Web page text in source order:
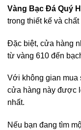
Vàng Bạc Đá Quý
trong thiết kế và
Đặc biệt, cửa hàng
từ vàng 610 đến
Với không gian mua
cửa hàng này được
nhất.
Nếu bạn đang tìm